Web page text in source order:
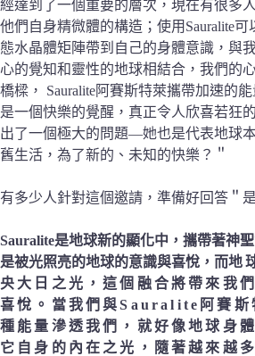
經達到了一個重要的層次，現在有很多
他們自身精微體的構造；使用Sauralite
態水晶體矩陣帶到自己的身體意識，與
心的覺知和靈性的地球相結合，我們的
橋樑， Sauralite阿賽斯特萊攜帶加速的
是一個快樂的覺醒，真正令人欣喜若狂
出了一個極大的問題—她也是代表地球
舊生活，為了新的、未知的快樂？＂
有多少人針對這個邀請，準備好回答＂
Sauralite是地球新的顯化中，攜帶著神
是被光照亮的地球的意識與喜悅，而地
央大日之光，這個融合將帶來我
喜悅。當我們與Sauralite阿賽斯
種能量滲透我們，就好像地球身
它自身的內在之光，隨著越來越